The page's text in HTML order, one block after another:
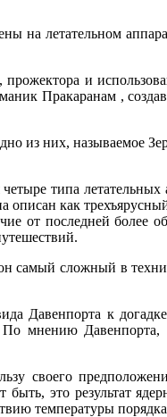
на летательном
и
Пракаранам ,
из них, называемое
типа
как трехъярусный
от последней более
самый сложный в
Давенпорта к
мнению
своего
это результат
температуры